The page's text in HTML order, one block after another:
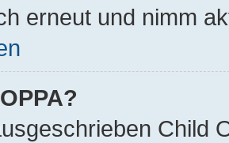
erneut und nimm
Child